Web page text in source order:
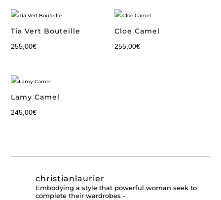
Tia Vert Bouteille
255,00€
Cloe Camel
255,00€
Lamy Camel
245,00€
christianlaurier
Embodying a style that powerful woman seek to
complete their wardrobes -